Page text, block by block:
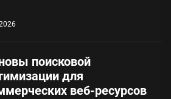
поисковой
для
веб-ресурсов